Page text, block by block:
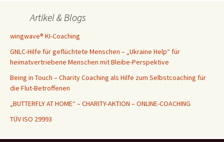
Artikel & Blogs
wingwave® KI-Coaching
GNLC-Hilfe für geflüchtete Menschen – „Ukraine Help“ für
heimatvertriebene Menschen mit Bleibe-Perspektive
Being in Touch – Charity Coaching als Hilfe zum Selbstcoaching für
die Flut-Betroffenen
„BUTTERFLY AT HOME“ – CHARITY-AKTION – ONLINE-COACHING
TÜV ISO 29993